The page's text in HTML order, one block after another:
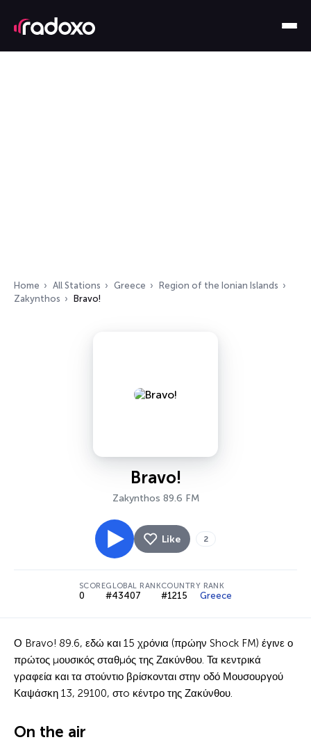
Home All Stations Greece
Region of the Ionian Islands
Zakynthos
Bravo!
Bravo!
Zakynthos 89.6 FM
Like 2
SCORE
0
GLOBAL RANK
#43407
COUNTRY RANK
#1215 Greece
Ο Bravo! 89.6, εδώ και 15 χρόνια (πρώην Shock FM) έγινε ο
πρώτος μουσικός σταθμός της Ζακύνθου. Τα κεντρικά
γραφεία και τα στούντιο βρίσκονται στην οδό Μουσουργού
Καψάσκη 13, 29100, στo κέντρο της Ζακύνθου.
On the air